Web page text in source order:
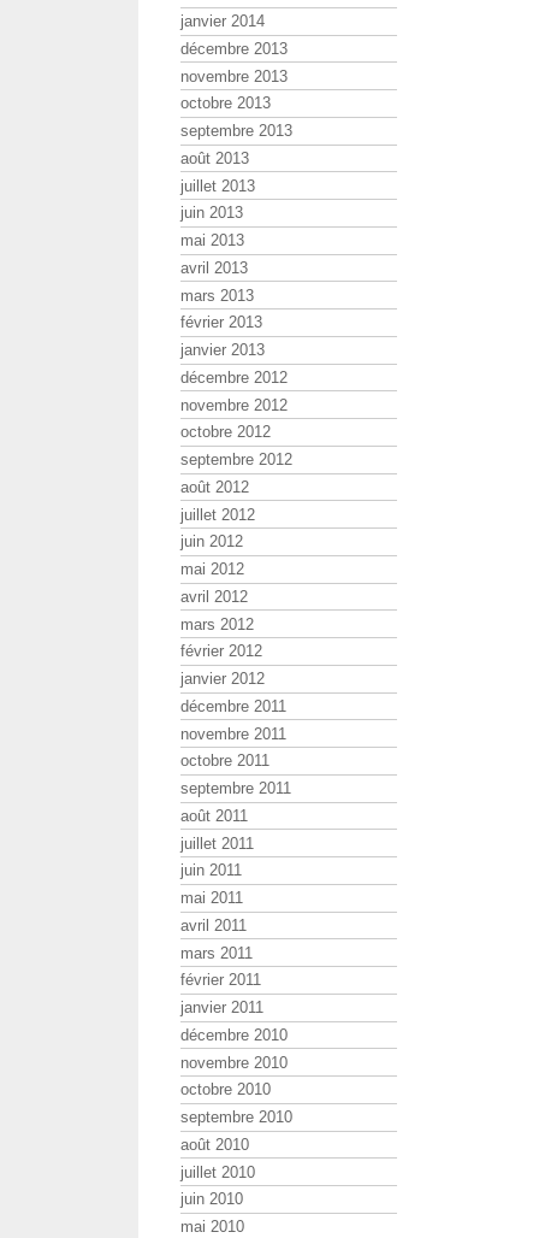
janvier 2014
décembre 2013
novembre 2013
octobre 2013
septembre 2013
août 2013
juillet 2013
juin 2013
mai 2013
avril 2013
mars 2013
février 2013
janvier 2013
décembre 2012
novembre 2012
octobre 2012
septembre 2012
août 2012
juillet 2012
juin 2012
mai 2012
avril 2012
mars 2012
février 2012
janvier 2012
décembre 2011
novembre 2011
octobre 2011
septembre 2011
août 2011
juillet 2011
juin 2011
mai 2011
avril 2011
mars 2011
février 2011
janvier 2011
décembre 2010
novembre 2010
octobre 2010
septembre 2010
août 2010
juillet 2010
juin 2010
mai 2010